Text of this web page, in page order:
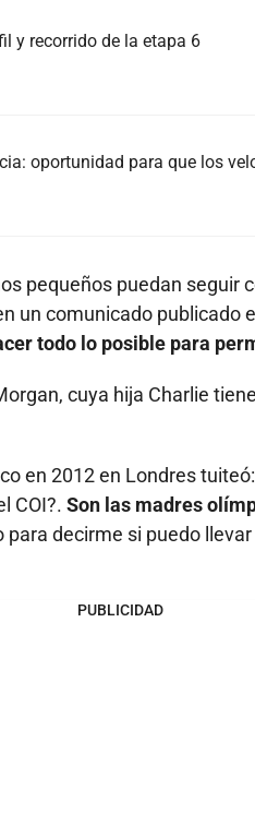
y recorrido de la etapa 6
oportunidad para que los
pequeños puedan seguir
un comunicado publicado
todo lo posible para
cuya hija Charlie
en 2012 en Londres
COI?. Son las madres
decirme si puedo
PUBLICIDAD